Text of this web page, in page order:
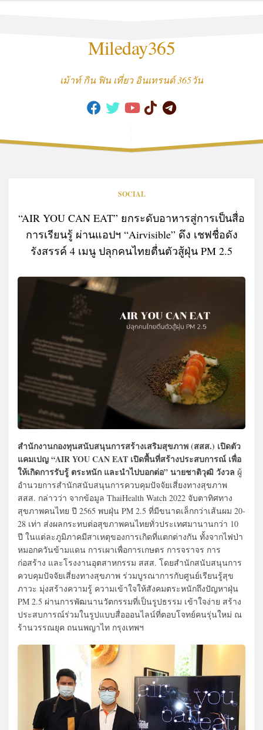
Mileday365
เม้าท์ กิน ฟิน เที่ยว อินเทรนด์ 365วัน
SOCIAL
“AIR YOU CAN EAT” ยกระดับอาหารสู่การเป็นสื่อ
การเรียนรู้ ผ่านแอปฯ “Airvisible” ดึง เชฟชื่อดัง
รังสรรค์ 4 เมนู ปลุกคนไทยตื่นตัวสู้ฝุ่น PM 2.5
สำนักงานกองทุนสนับสนุนการสร้างเสริมสุขภาพ (สสส.) เปิดตัว
แคมเปญ “AIR YOU CAN EAT เปิดพื้นที่สร้างประสบการณ์ เพื่อ
ให้เกิดการรับรู้ ตระหนัก และนำไปบอกต่อ”นายชาติวุฒิ วังวล ผู้
อำนวยการสำนักสนับสนุนการควบคุมปัจจัยเสี่ยงทางสุขภาพ
สสส. กล่าวว่า จากข้อมูล ThaiHealth Watch 2022 จับตาทิศทาง
สุขภาพคนไทย ปี 2565 พบฝุ่น PM 2.5 ที่มีขนาดเล็กกว่าเส้นผม 20-
28 เท่า ส่งผลกระทบต่อสุขภาพคนไทยทั่วประเทศมานานกว่า 10
ปี ในแต่ละภูมิภาคมีสาเหตุของการเกิดที่แตกต่างกัน ทั้งจากไฟป่า
หมอกควันข้ามแดน การเผาเพื่อการเกษตร การจราจร การ
ก่อสร้าง และโรงงานอุตสาหกรรม สสส. โดยสำนักสนับสนุนการ
ควบคุมปัจจัยเสี่ยงทางสุขภาพ ร่วมบูรณาการกับศูนย์เรียนรู้สุข
ภาวะ มุ่งสร้างความรู้ ความเข้าใจให้สังคมตระหนักถึงปัญหาฝุ่น
PM 2.5 ผ่านการพัฒนานวัตกรรมที่เป็นรูปธรรม เข้าใจง่าย สร้าง
ประสบการณ์ร่วมในรูปแบบสื่อออนไลน์ที่ตอบโจทย์คนรุ่นใหม่ ณ
ร้านวรรณยุค ถนนพญาไท กรุงเทพฯ